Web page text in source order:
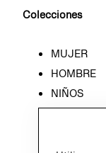
Colecciones
MUJER
HOMBRE
NIÑOS